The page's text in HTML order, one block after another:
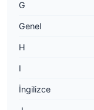
G
Genel
H
I
İngilizce